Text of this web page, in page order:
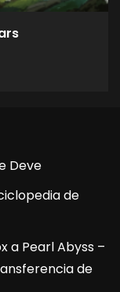
Deve
de
a Pearl Abyss –
de